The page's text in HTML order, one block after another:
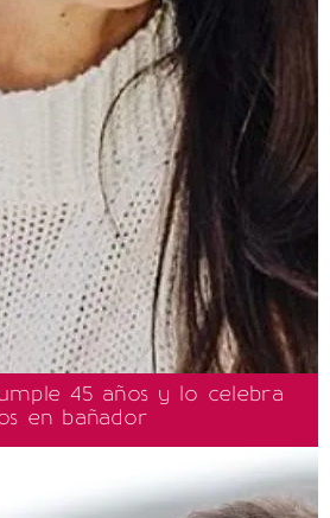
45 años y lo celebra
en bañador